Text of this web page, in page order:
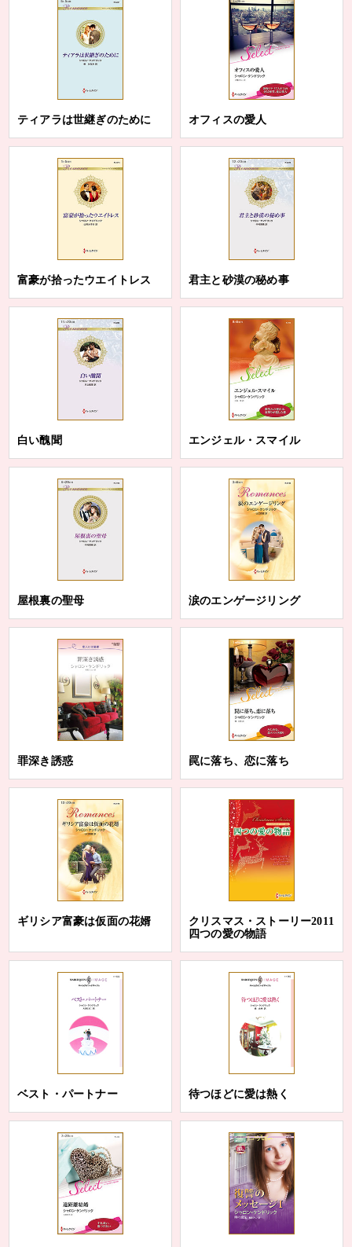
ティアラは世継ぎのために オフィスの愛人
富豪が拾ったウエイトレス 君主と砂漠の秘め事
白い醜聞 エンジェル・スマイル
屋根裏の聖母 涙のエンゲージリング
罪深き誘惑 罠に落ち、恋に落ち
ギリシア富豪は仮面の花婿
クリスマス・ストーリー2011
四つの愛の物語
ベスト・パートナー 待つほどに愛は熱く